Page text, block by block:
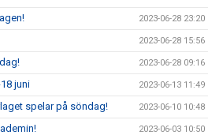
2023-06-28 23:20
2023-06-28 15:56
2023-06-28 09:16
juni 2023-06-13 11:49
spelar på söndag! 2023-06-10 10:48
2023-06-03 10:50